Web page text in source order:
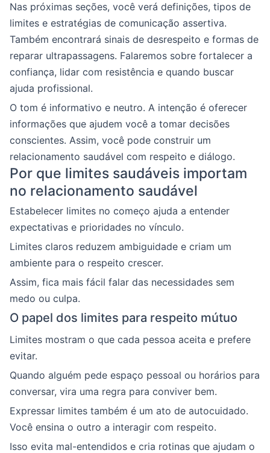
Nas próximas seções, você verá definições, tipos de
limites e estratégias de comunicação assertiva.
Também encontrará sinais de desrespeito e formas de
reparar ultrapassagens. Falaremos sobre fortalecer a
confiança, lidar com resistência e quando buscar
ajuda profissional.
O tom é informativo e neutro. A intenção é oferecer
informações que ajudem você a tomar decisões
conscientes. Assim, você pode construir um
relacionamento saudável com respeito e diálogo.
Por que limites saudáveis importam
no relacionamento saudável
Estabelecer limites no começo ajuda a entender
expectativas e prioridades no vínculo.
Limites claros reduzem ambiguidade e criam um
ambiente para o respeito crescer.
Assim, fica mais fácil falar das necessidades sem
medo ou culpa.
O papel dos limites para respeito mútuo
Limites mostram o que cada pessoa aceita e prefere
evitar.
Quando alguém pede espaço pessoal ou horários para
conversar, vira uma regra para conviver bem.
Expressar limites também é um ato de autocuidado.
Você ensina o outro a interagir com respeito.
Isso evita mal-entendidos e cria rotinas que ajudam o